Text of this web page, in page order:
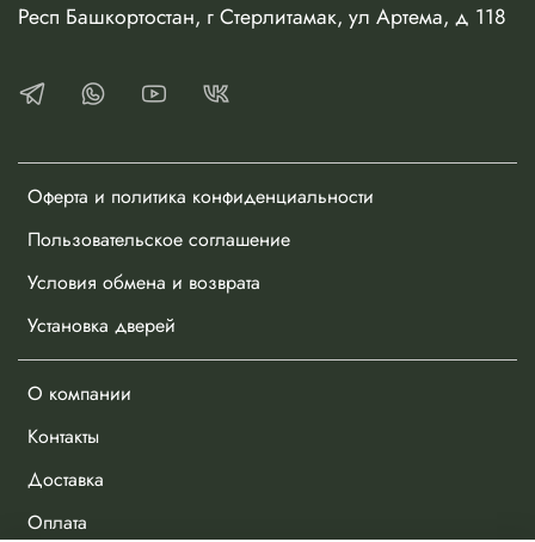
Оферта и политика конфиденциальности
Пользовательское соглашение
Условия обмена и возврата
Установка дверей
О компании
Контакты
Доставка
Оплата
Респ Башкортостан, г Стерлитамак, ул Артема, д 118